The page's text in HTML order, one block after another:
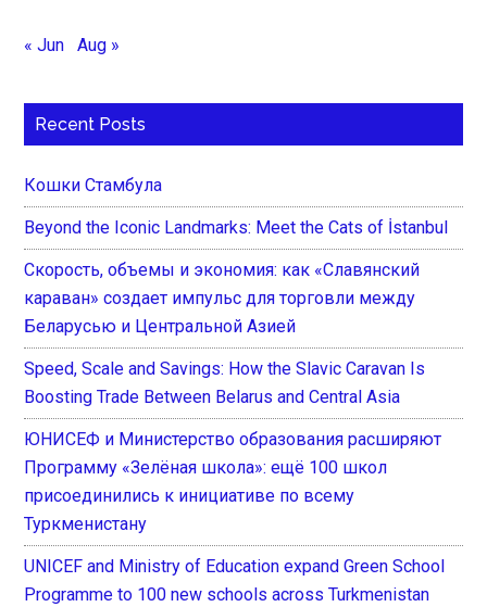
« Jun Aug »
Recent Posts
Кошки Стамбула
Beyond the Iconic Landmarks: Meet the Cats of İstanbul
Скорость, объемы и экономия: как «Славянский
караван» создает импульс для торговли между
Беларусью и Центральной Азией
Speed, Scale and Savings: How the Slavic Caravan Is
Boosting Trade Between Belarus and Central Asia
ЮНИСЕФ и Министерство образования расширяют
Программу «Зелёная школа»: ещё 100 школ
присоединились к инициативе по всему
Туркменистану
UNICEF and Ministry of Education expand Green School
Programme to 100 new schools across Turkmenistan